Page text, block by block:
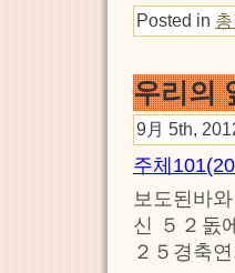
Posted in
우리의
9月 5th,
주체
보도된바
신 ５２돐
２５경축